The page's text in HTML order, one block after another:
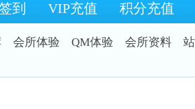
到 VIP充值 积分充值
会所体验 QM体验 会所资料